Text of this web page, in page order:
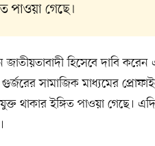
পাওয়া গেছে।
হিসেবে দাবি
সামাজিক মাধ্যমের প্রোফাইল
থাকার ইঙ্গিত পাওয়া গেছে।